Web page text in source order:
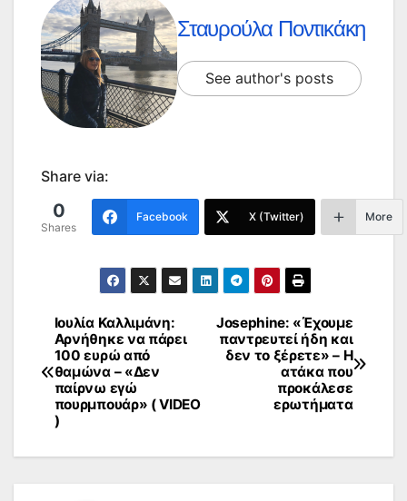
Σταυρούλα Ποντικάκη
See author's posts
Share via:
0
Shares
Facebook X (Twitter) More
Πλοήγηση
άρθρων
Josephine: «Έχουμε
παντρευτεί ήδη και
δεν το ξέρετε» – Η
ατάκα που
προκάλεσε
ερωτήματα
Ιουλία Καλλιμάνη:
Αρνήθηκε να πάρει
100 ευρώ από
θαμώνα – «Δεν
παίρνω εγώ
πουρμπουάρ» ( VIDEO
)